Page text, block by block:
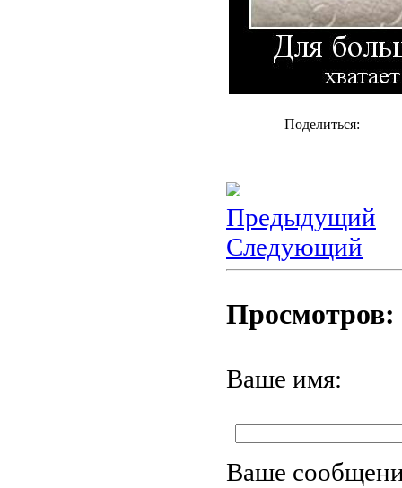
Поделиться:
Предыдущий
Следующий
Просмотров:
Ваше имя:
Ваше